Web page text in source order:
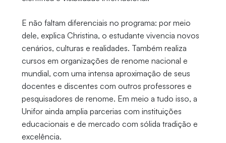
E não faltam diferenciais no programa: por meio
dele, explica Christina, o estudante vivencia novos
cenários, culturas e realidades. Também realiza
cursos em organizações de renome nacional e
mundial, com uma intensa aproximação de seus
docentes e discentes com outros professores e
pesquisadores de renome. Em meio a tudo isso, a
Unifor ainda amplia parcerias com instituições
educacionais e de mercado com sólida tradição e
excelência.